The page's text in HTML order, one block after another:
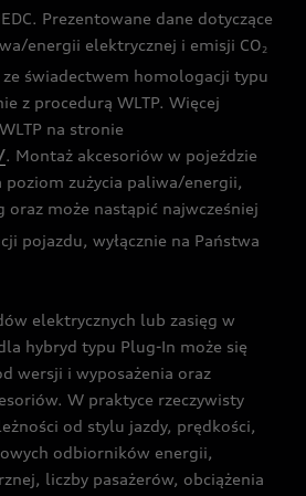
Prezentowane dane dotyczące
energii elektrycznej i emisji CO2
świadectwem homologacji typu
z procedurą WLTP. Więcej
na stronie
. Montaż akcesoriów w pojeździe
poziom zużycia paliwa/energii,
oraz może nastąpić najwcześniej
pojazdu, wyłącznie na Państwa
elektrycznych lub zasięg w
hybryd typu Plug-In może się
wersji i wyposażenia oraz
W praktyce rzeczywisty
od stylu jazdy, prędkości,
odbiorników energii,
liczby pasażerów, obciążenia